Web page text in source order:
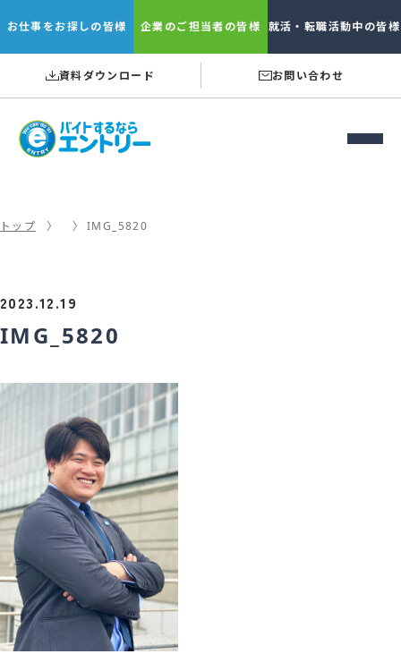
お仕事をお探しの皆様 企業のご担当者の皆様 就活・転職活動中の皆様
資料ダウンロード お問い合わせ
トップ IMG_5820
2023.12.19
IMG_5820